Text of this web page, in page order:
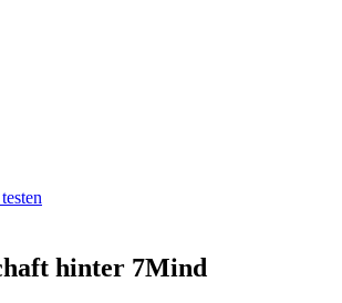
hinter 7Mind